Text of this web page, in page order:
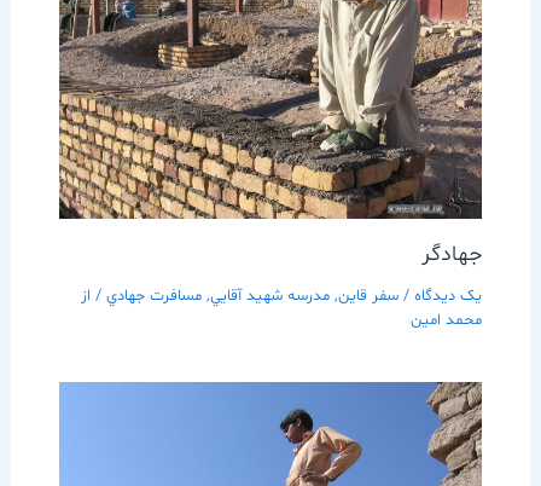
جهادگر
یک دیدگاه / سفر قاين, مدرسه شهيد آقايي, مسافرت جهادي/ از
محمد امین